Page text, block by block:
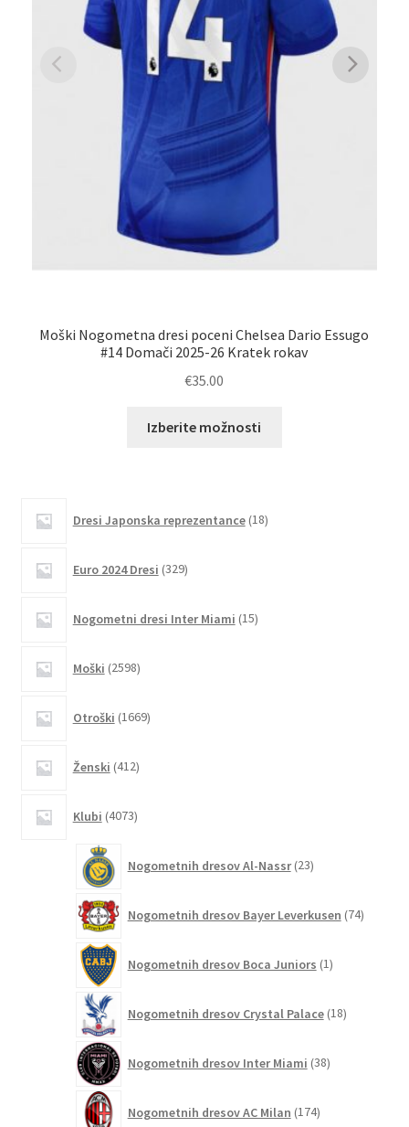
Moški Nogometna dresi poceni Chelsea Dario Essugo
#14 Domači 2025-26 Kratek rokav
€35.00
Izberite možnosti
Dresi Japonska reprezentance 18izdelkov
Euro 2024 Dresi 329izdelkov
Nogometni dresi Inter Miami 15izdelkov
Moški 2598izdelkov
Otroški 1669izdelkov
Ženski 412izdelkov
Klubi 4073izdelkov
Nogometnih dresov Al-Nassr 23izdelkov
Nogometnih dresov Bayer Leverkusen 74izdelkov
Nogometnih dresov Boca Juniors 1izdelek
Nogometnih dresov Crystal Palace 18izdelkov
Nogometnih dresov Inter Miami 38izdelkov
Nogometnih dresov AC Milan 174izdelkov